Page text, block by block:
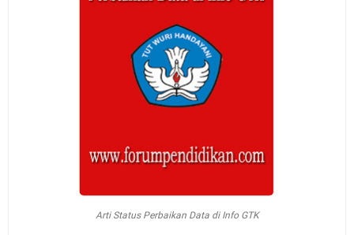
Arti Status Perbaikan Data di Info GTK